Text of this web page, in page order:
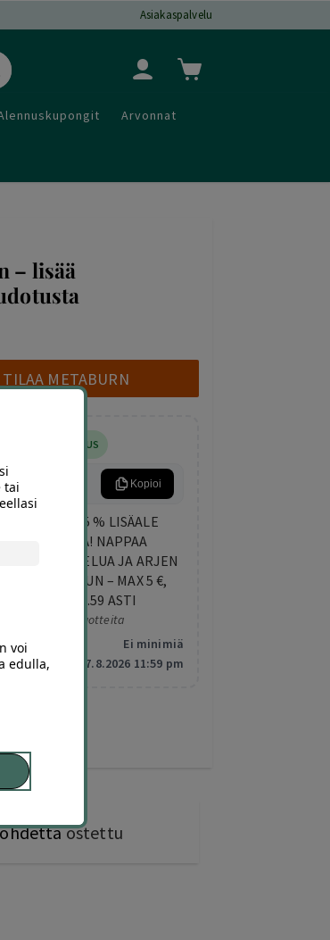
Asiakaspalvelu
Arvonnat
– lisää
TILAA METABURN
5% LISÄALENNUS
Kopioi
LISÄETU: 5 % LISÄALE
DIILEISTÄ! NAPPAA
HEMMOTTELUA JA ARJEN
ELOKUUHUN – MAX 5 €,
KLO 23.59 ASTI
valittuja tuotteita
Ei minimiä
7.8.2026 11:59 pm
ostettu
tai
voi
edulla,